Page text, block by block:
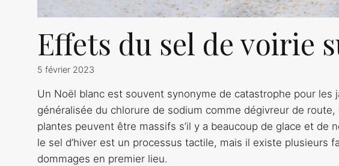
Effets du sel de voirie
5 février 2023
Un Noël blanc est souvent synonyme de catastrophe pour les
généralisée du chlorure de sodium comme dégivreur de route,
plantes peuvent être massifs s’il y a beaucoup de glace et de
le sel d’hiver est un processus tactile, mais il existe plusieurs
dommages en premier lieu.